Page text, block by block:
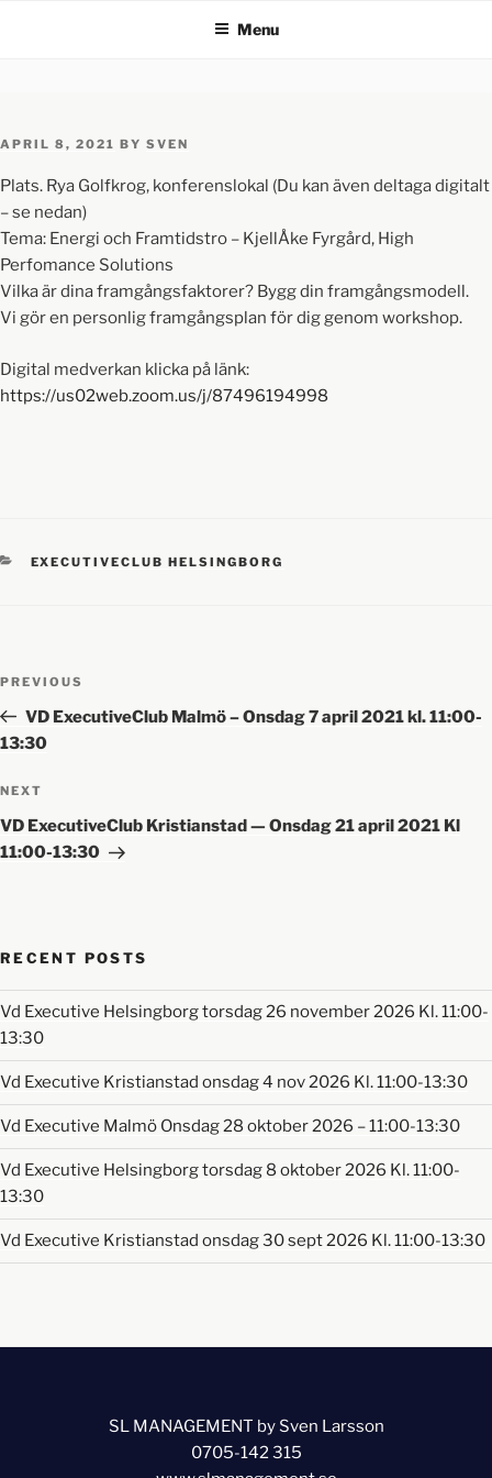
Menu
APRIL 8, 2021 BY SVEN
Plats. Rya Golfkrog, konferenslokal (Du kan även deltaga digitalt
– se nedan)
Tema: Energi och Framtidstro – KjellÅke Fyrgård, High
Perfomance Solutions
Vilka är dina framgångsfaktorer? Bygg din framgångsmodell.
Vi gör en personlig framgångsplan för dig genom workshop.
Digital medverkan klicka på länk:
https://us02web.zoom.us/j/87496194998
EXECUTIVECLUB HELSINGBORG
PREVIOUS
VD ExecutiveClub Malmö – Onsdag 7 april 2021 kl. 11:00-
13:30
NEXT
VD ExecutiveClub Kristianstad — Onsdag 21 april 2021 Kl
11:00-13:30
RECENT POSTS
Vd Executive Helsingborg torsdag 26 november 2026 Kl. 11:00-
13:30
Vd Executive Kristianstad onsdag 4 nov 2026 Kl. 11:00-13:30
Vd Executive Malmö Onsdag 28 oktober 2026 – 11:00-13:30
Vd Executive Helsingborg torsdag 8 oktober 2026 Kl. 11:00-
13:30
Vd Executive Kristianstad onsdag 30 sept 2026 Kl. 11:00-13:30
SL MANAGEMENT by Sven Larsson
0705-142 315